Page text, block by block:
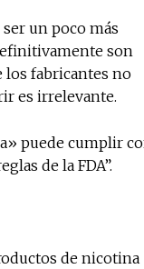
un poco más
son
los fabricantes no
es irrelevante.
puede cumplir
de la FDA”.
de nicotina